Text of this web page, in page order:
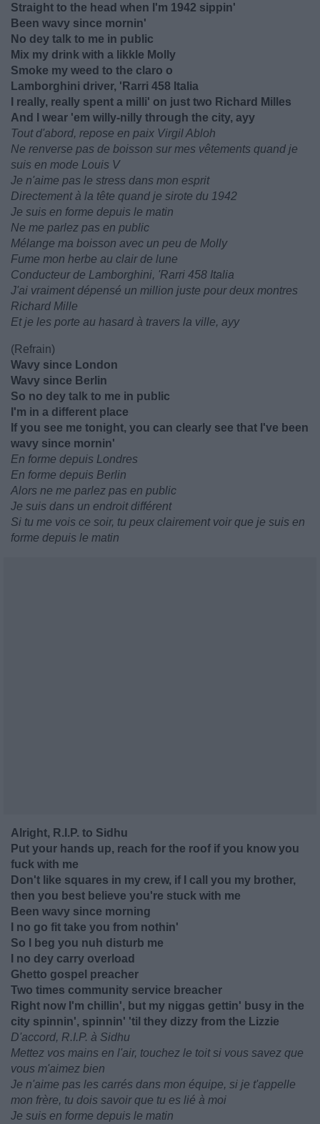
Straight to the head when I'm 1942 sippin'
Been wavy since mornin'
No dey talk to me in public
Mix my drink with a likkle Molly
Smoke my weed to the claro o
Lamborghini driver, 'Rarri 458 Italia
I really, really spent a milli' on just two Richard Milles
And I wear 'em willy-nilly through the city, ayy
Tout d'abord, repose en paix Virgil Abloh
Ne renverse pas de boisson sur mes vêtements quand je
suis en mode Louis V
Je n'aime pas le stress dans mon esprit
Directement à la tête quand je sirote du 1942
Je suis en forme depuis le matin
Ne me parlez pas en public
Mélange ma boisson avec un peu de Molly
Fume mon herbe au clair de lune
Conducteur de Lamborghini, 'Rarri 458 Italia
J'ai vraiment dépensé un million juste pour deux montres
Richard Mille
Et je les porte au hasard à travers la ville, ayy
(Refrain)
Wavy since London
Wavy since Berlin
So no dey talk to me in public
I'm in a different place
If you see me tonight, you can clеarly see that I've been
wavy since mornin'
En forme depuis Londres
En forme depuis Berlin
Alors ne me parlez pas en public
Je suis dans un endroit différent
Si tu me vois ce soir, tu peux clairement voir que je suis en
forme depuis le matin
Alright, R.I.P. to Sidhu
Put your hands up, reach for thе roof if you know you
fuck with me
Don't like squares in my crew, if I call you my brother,
then you best believe you're stuck with me
Been wavy since morning
I no go fit take you from nothin'
So I beg you nuh disturb me
I no dey carry overload
Ghetto gospel preacher
Two times community service breacher
Right now I'm chillin', but my niggas gettin' busy in the
city spinnin', spinnin' 'til they dizzy from the Lizzie
D'accord, R.I.P. à Sidhu
Mettez vos mains en l'air, touchez le toit si vous savez que
vous m'aimez bien
Je n'aime pas les carrés dans mon équipe, si je t'appelle
mon frère, tu dois savoir que tu es lié à moi
Je suis en forme depuis le matin